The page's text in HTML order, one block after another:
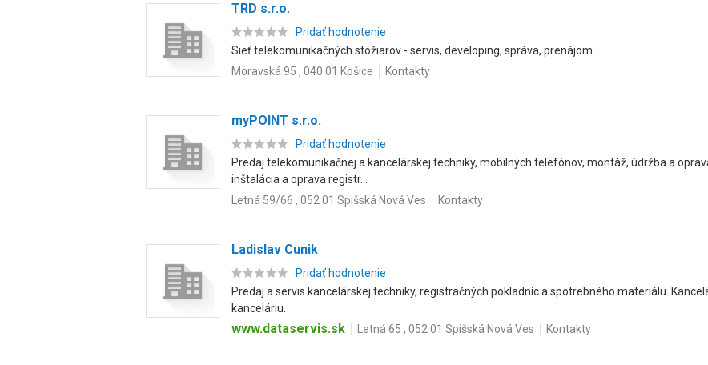
TRD s.r.o.
Pridať hodnotenie
Sieť telekomunikačných stožiarov - servis, developing, správa, prenájom.
Moravská 95 , 040 01 Košice
Kontakty
myPOINT s.r.o.
Pridať hodnotenie
Predaj telekomunikačnej a kancelárskej techniky, mobilných telefónov, montáž, údržba a
inštalácia a oprava registr...
Letná 59/66 , 052 01 Spišská Nová Ves
Kontakty
Ladislav Cunik
Pridať hodnotenie
Predaj a servis kancelárskej techniky, registračných pokladníc a spotrebného materiálu.
kanceláriu.
www.dataservis.sk Letná 65 , 052 01 Spišská Nová Ves Kontakty